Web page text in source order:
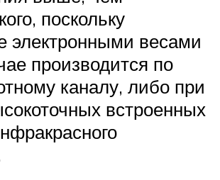
поскольку
электронными весами
производится по
каналу, либо при
встроенных